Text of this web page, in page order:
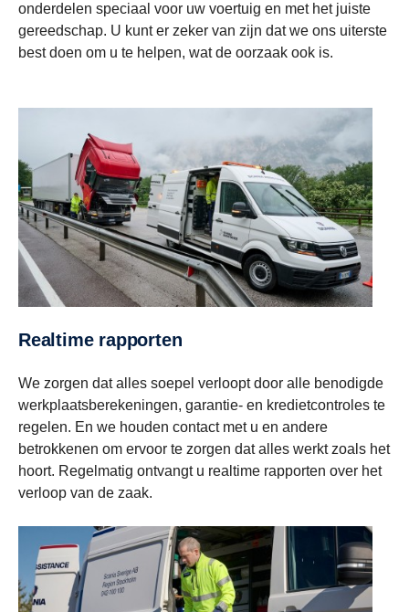
onderdelen speciaal voor uw voertuig en met het juiste
gereedschap. U kunt er zeker van zijn dat we ons uiterste
best doen om u te helpen, wat de oorzaak ook is.
Realtime rapporten
We zorgen dat alles soepel verloopt door alle benodigde
werkplaatsberekeningen, garantie- en kredietcontroles te
regelen. En we houden contact met u en andere
betrokkenen om ervoor te zorgen dat alles werkt zoals het
hoort. Regelmatig ontvangt u realtime rapporten over het
verloop van de zaak.